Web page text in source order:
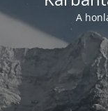
A